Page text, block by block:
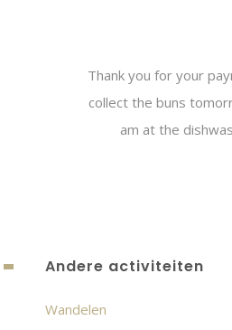
Thank you for your
collect the buns
am at the
Andere activiteiten
Wandelen